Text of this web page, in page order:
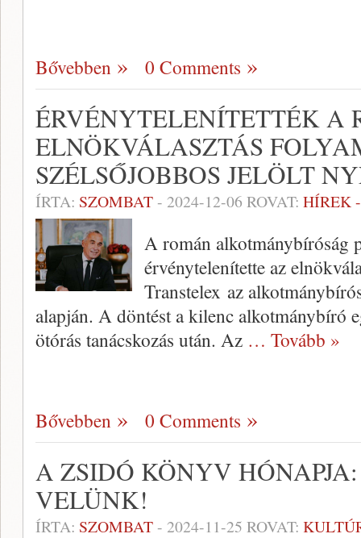
Bővebben 0 Comments
ÉRVÉNYTELENÍTETTÉK A
ELNÖKVÁLASZTÁS
SZÉLSŐJOBBOS JELÖLT
ÍRTA: SZOMBAT- 2024-12-06 ROVAT: HÍREK
A román alkotmánybíróság
érvénytelenítette az
Transtelex az
alapján. A döntést a kilenc alkotmánybíró
ötórás tanácskozás után. Az … Tovább »
Bővebben 0 Comments
A ZSIDÓ KÖNYV
VELÜNK!
ÍRTA: SZOMBAT- 2024-11-25 ROVAT: